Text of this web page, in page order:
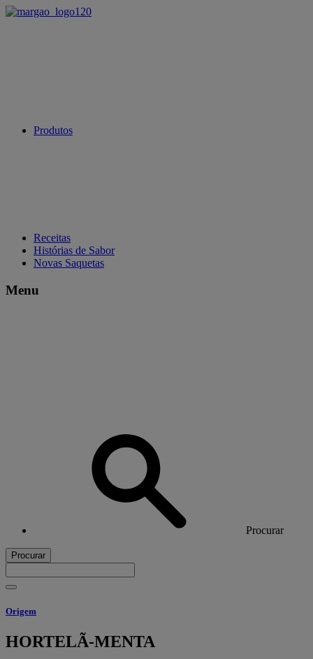
Produtos
Receitas
Histórias de Sabor
Novas Saquetas
Menu
Procurar
Procurar
Origem
HORTELÃ-MENTA